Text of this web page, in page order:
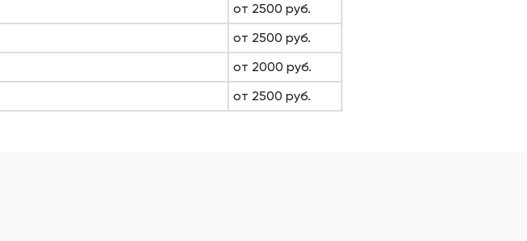
от 2500 руб.
от 2500 руб.
от 2000 руб.
от 2500 руб.